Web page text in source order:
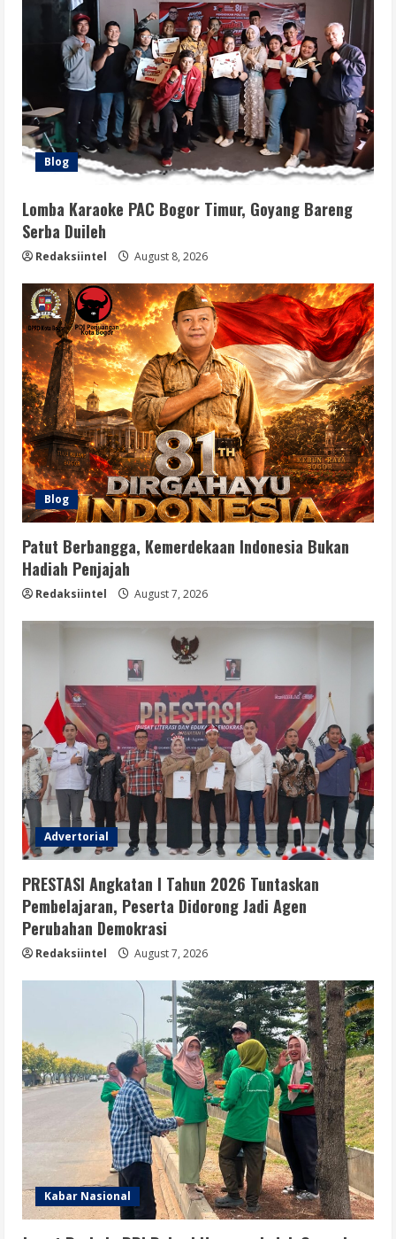
Blog
Lomba Karaoke PAC Bogor Timur, Goyang Bareng
Serba Duileh
Redaksiintel August 8, 2026
Blog
Patut Berbangga, Kemerdekaan Indonesia Bukan
Hadiah Penjajah
Redaksiintel August 7, 2026
Advertorial
PRESTASI Angkatan I Tahun 2026 Tuntaskan
Pembelajaran, Peserta Didorong Jadi Agen
Perubahan Demokrasi
Redaksiintel August 7, 2026
Kabar Nasional